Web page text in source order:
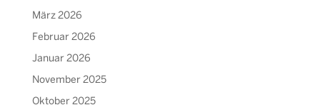
März 2026
Februar 2026
Januar 2026
November 2025
Oktober 2025